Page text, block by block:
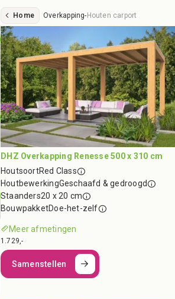
Home Overkapping- Houten carport
DHZ Overkapping Renesse 500 x 310 cm
HoutsoortRed Class
HoutbewerkingGeschaafd & gedroogd
Staanders20 x 20 cm
BouwpakketDoe-het-zelf
Meer afmetingen
1.729,-
Samenstellen